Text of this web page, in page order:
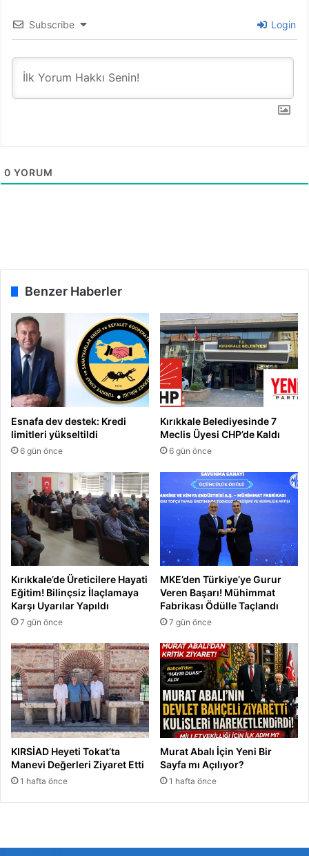
Subscribe Login
0 YORUM
Benzer Haberler
Esnafa dev destek: Kredi
limitleri yükseltildi
6 gün önce
Kırıkkale Belediyesinde 7
Meclis Üyesi CHP’de Kaldı
6 gün önce
Kırıkkale’de Üreticilere Hayati
Eğitim! Bilinçsiz İlaçlamaya
Karşı Uyarılar Yapıldı
7 gün önce
MKE’den Türkiye’ye Gurur
Veren Başarı! Mühimmat
Fabrikası Ödülle Taçlandı
7 gün önce
KIRSİAD Heyeti Tokat’ta
Manevi Değerleri Ziyaret Etti
1 hafta önce
Murat Abalı İçin Yeni Bir
Sayfa mı Açılıyor?
1 hafta önce